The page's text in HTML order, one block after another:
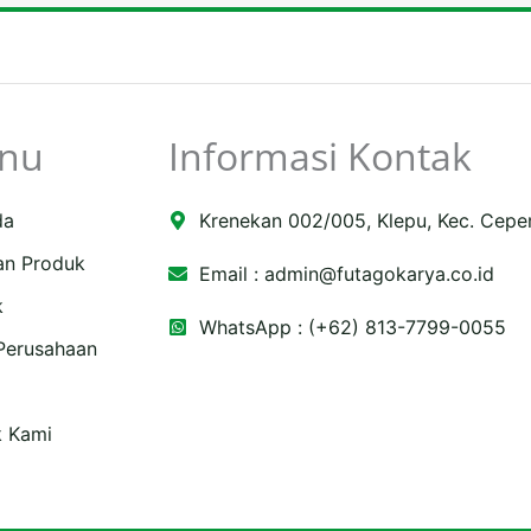
Produk
Kami
Informasi Kontak
Krenekan 002/005, Klepu, Kec.
Email : admin@futagokarya.co.id
WhatsApp : (+62) 813-7799-0055